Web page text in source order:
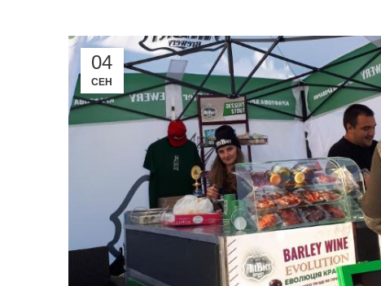
04
СЕН